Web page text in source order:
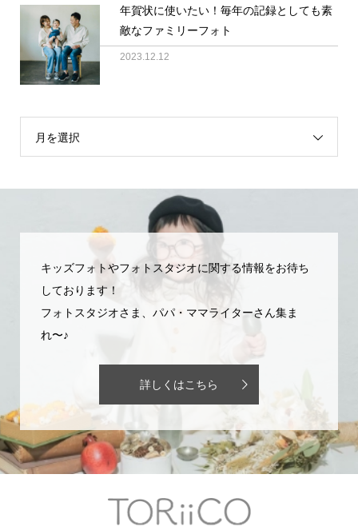
年賀状に使いたい！毎年の記録としても素
敵なファミリーフォト
2023.12.12
月を選択
キッズフォトやフォトスタジオに関する情報をお待ち
しております！
フォトスタジオさま、パパ・ママライターさん集ま
れ〜♪
詳しくはこちら